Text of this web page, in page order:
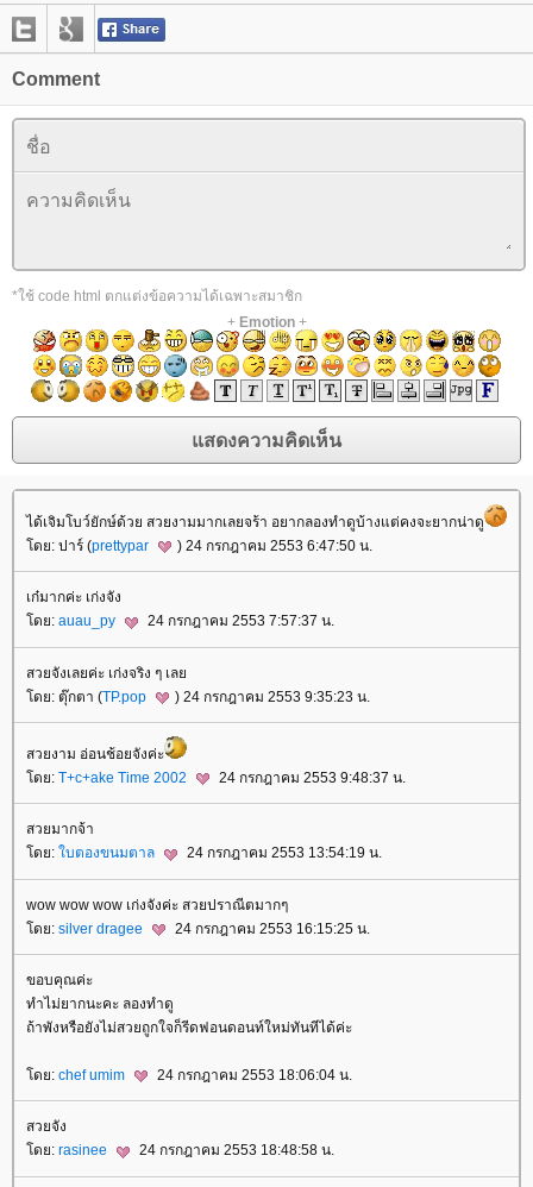
Comment
*ใช้ code html ตกแต่งข้อความได้เฉพาะสมาชิก
+ Emotion+
ได้เจิมโบว์ยักษ์ด้วย สวยงามมากเลยจร้า อยากลองทำดูบ้างแต่คงจะยากน่าดู
ดย: ปาร์ (prettypar ) 24 กรกฎาคม 2553 6:47:50 น.
เก๋มากค่ะ เก่งจัง
ดย: auau_py 24 กรกฎาคม 2553 7:57:37 น.
สวยจังเลยค่ะ เก่งจริง ๆ เล
ดย: ตุ๊กตา (TP.pop ) 24 กรกฎาคม 2553 9:35:23 น.
สวยงาม อ่อนช้อยจังค่ะ
ดย: T+c+ake Time 2002 24 กรกฎาคม 2553 9:48:37 น.
สวยมากจ้า
ดย: บตองขนมตาล 24 กรกฎาคม 2553 13:54:19 น.
wow wow wow เก่งจังค่ะ สวยปราณีตมากๆ
ดย: silver dragee 24 กรกฎาคม 2553 16:15:25 น.
ขอบคุณค่ะ
ทำไม่ยากนะคะ ลองทำดู
ถ้าพังหรือยังไม่สวยถูกใจก็รีดฟอนดอนท์ใหม่ทันทีได้ค่ะ
ดย: chef umim 24 กรกฎาคม 2553 18:06:04 น.
สวยจัง
ดย: rasinee 24 กรกฎาคม 2553 18:48:58 น.